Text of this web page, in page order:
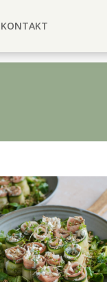
KONTAKT